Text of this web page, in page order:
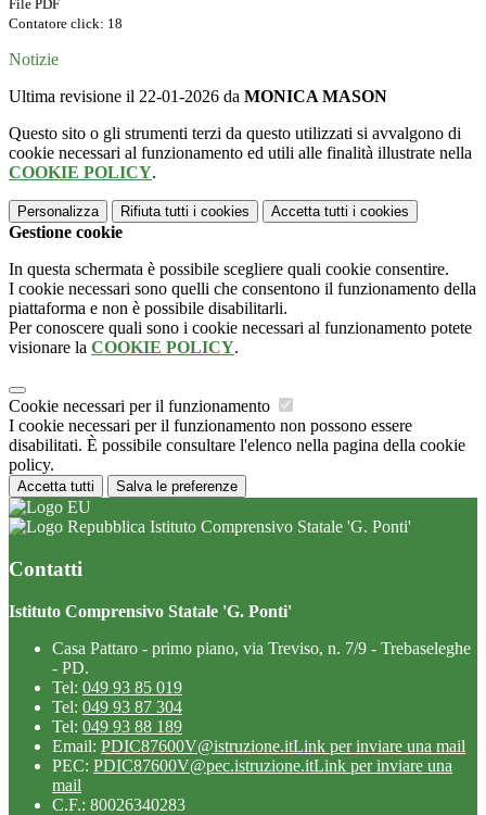
File PDF
Contatore click: 18
Notizie
Ultima revisione il 22-01-2026 da MONICA MASON
Questo sito o gli strumenti terzi da questo utilizzati si avvalgono di
cookie necessari al funzionamento ed utili alle finalità illustrate nella
COOKIE POLICY.
Personalizza Rifiuta tutti i cookies Accetta tutti i cookies
Gestione cookie
In questa schermata è possibile scegliere quali cookie consentire.
I cookie necessari sono quelli che consentono il funzionamento della
piattaforma e non è possibile disabilitarli.
Per conoscere quali sono i cookie necessari al funzionamento potete
visionare la COOKIE POLICY.
Cookie necessari per il funzionamento
I cookie necessari per il funzionamento non possono essere
disabilitati. È possibile consultare l'elenco nella pagina della cookie
policy.
Accetta tutti Salva le preferenze
Istituto Comprensivo Statale 'G. Ponti'
Contatti
Istituto Comprensivo Statale 'G. Ponti'
Casa Pattaro - primo piano, via Treviso, n. 7/9 - Trebaseleghe
- PD.
Tel: 049 93 85 019
Tel: 049 93 87 304
Tel: 049 93 88 189
Email: PDIC87600V@istruzione.itLink per inviare una mail
PEC: PDIC87600V@pec.istruzione.itLink per inviare una
mail
C.F.: 80026340283